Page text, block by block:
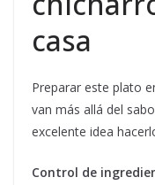
casa
Preparar este plato
van más allá del
excelente idea
Control de